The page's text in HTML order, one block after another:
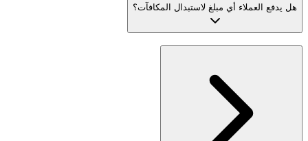
هل يدفع العملاء أي مبلغ لاستبدال المكافآت؟